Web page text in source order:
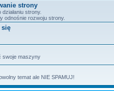
strony
strony.
odnośnie rozwoju strony.
się
swoje maszyny
temat ale NIE SPAMUJ!